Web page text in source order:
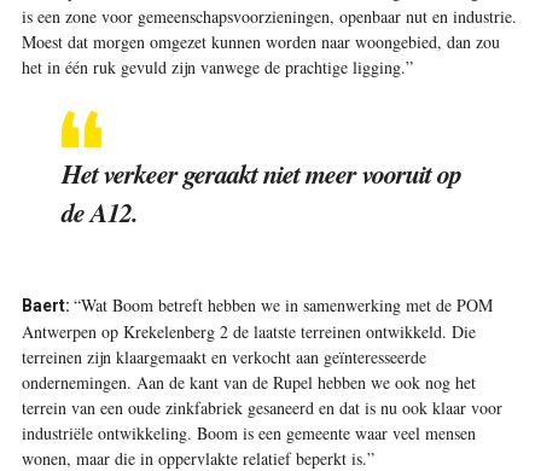
is een zone voor gemeenschapsvoorzieningen, openbaar nut en industrie.
Moest dat morgen omgezet kunnen worden naar woongebied, dan zou
het in één ruk gevuld zijn vanwege de prachtige ligging.”
Het verkeer geraakt niet meer vooruit op
de A12.
Baert: “Wat Boom betreft hebben we in samenwerking met de POM
Antwerpen op Krekelenberg 2 de laatste terreinen ontwikkeld. Die
terreinen zijn klaargemaakt en verkocht aan geïnteresseerde
ondernemingen. Aan de kant van de Rupel hebben we ook nog het
terrein van een oude zinkfabriek gesaneerd en dat is nu ook klaar voor
industriële ontwikkeling. Boom is een gemeente waar veel mensen
wonen, maar die in oppervlakte relatief beperkt is.”